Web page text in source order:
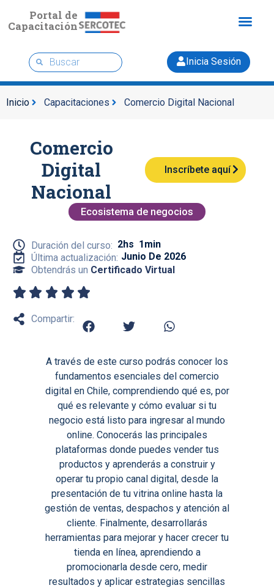
Portal de
Capacitación
Inicia Sesión
Inicio Capacitaciones Comercio Digital Nacional
Comercio
Digital
Nacional
Inscríbete aquí
Ecosistema de negocios
Duración del curso: 2hs 1min
Última actualización: Junio De 2026
Obtendrás un Certificado Virtual
Compartir:
A través de este curso podrás conocer los
fundamentos esenciales del comercio
digital en Chile, comprendiendo qué es, por
qué es relevante y cómo evaluar si tu
negocio está listo para ingresar al mundo
online. Conocerás las principales
plataformas donde puedes vender tus
productos y aprenderás a construir y
operar tu propio canal digital, desde la
presentación de tu vitrina online hasta la
gestión de ventas, despachos y atención al
cliente. Finalmente, desarrollarás
herramientas para mejorar y hacer crecer tu
tienda en línea, aprendiendo a
promocionarla desde cero, medir
resultados y aplicar estrategias sencillas